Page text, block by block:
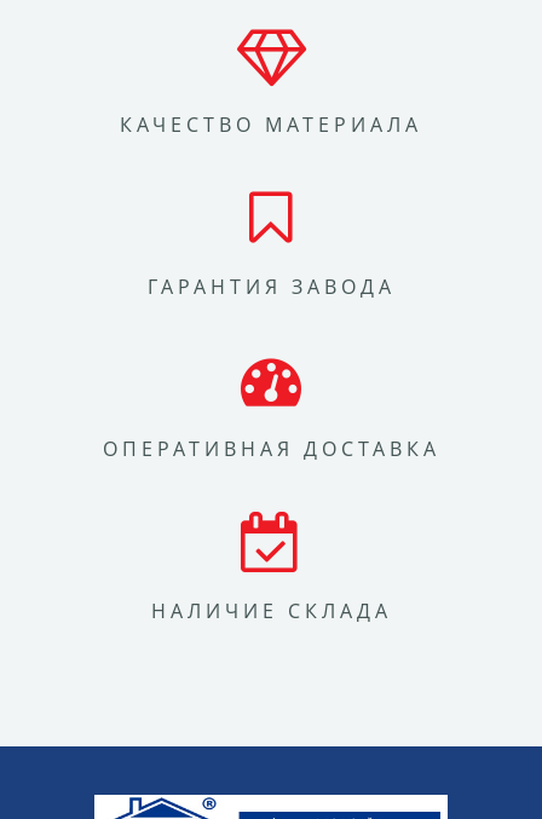
КАЧЕСТВО МАТЕРИАЛА
ГАРАНТИЯ ЗАВОДА
ОПЕРАТИВНАЯ ДОСТАВКА
НАЛИЧИЕ СКЛАДА